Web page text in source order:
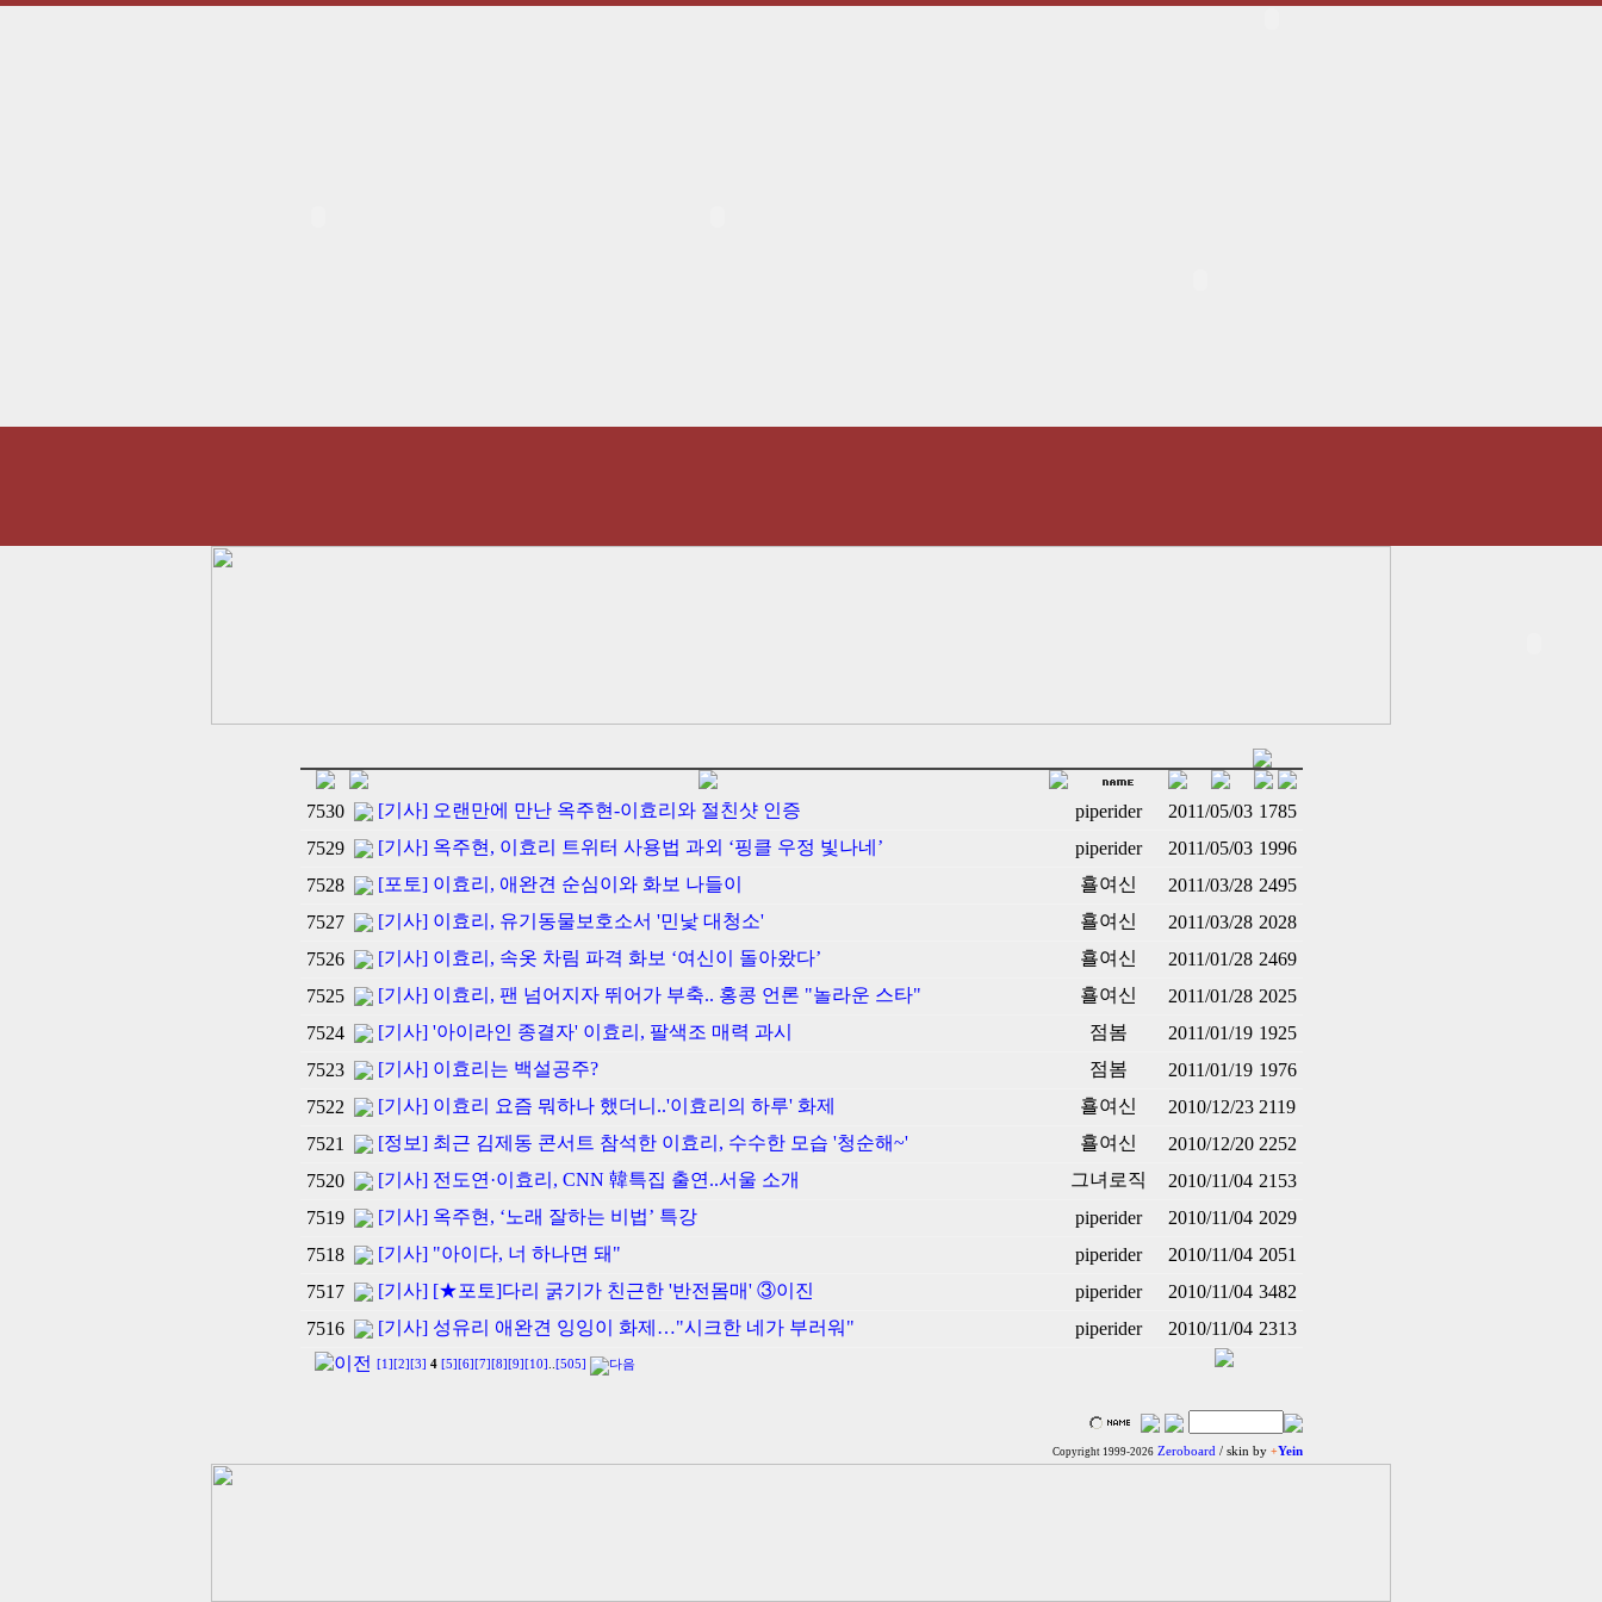
7530 [기사] 오랜만에 만난 옥주현-이효리와 절친샷 인증 piperider 2011/05/03 1785
7529
[기사] 옥주현, 이효리 트위터 사용법 과외 ‘핑클 우정 빛나네’ piperider 2011/05/03 1996
7528
[포토] 이효리, 애완견 순심이와 화보 나들이 횰여신 2011/03/28 2495
7527
[기사] 이효리, 유기동물보호소서 '민낯 대청소' 횰여신 2011/03/28 2028
7526
[기사] 이효리, 속옷 차림 파격 화보 ‘여신이 돌아왔다’ 횰여신 2011/01/28 2469
7525
[기사] 이효리, 팬 넘어지자 뛰어가 부축.. 홍콩 언론 "놀라운 스타" 횰여신 2011/01/28 2025
7524
[기사] '아이라인 종결자' 이효리, 팔색조 매력 과시 점봄 2011/01/19 1925
7523
[기사] 이효리는 백설공주? 점봄 2011/01/19 1976
7522
[기사] 이효리 요즘 뭐하나 했더니..'이효리의 하루' 화제 횰여신 2010/12/23 2119
7521
[정보] 최근 김제동 콘서트 참석한 이효리, 수수한 모습 '청순해~' 횰여신 2010/12/20 2252
7520
[기사] 전도연·이효리, CNN 韓특집 출연..서울 소개 그녀로직 2010/11/04 2153
7519
[기사] 옥주현, ‘노래 잘하는 비법’ 특강 piperider 2010/11/04 2029
7518
[기사] "아이다, 너 하나면 돼" piperider 2010/11/04 2051
7517
[기사] [★포토]다리 굵기가 친근한 '반전몸매' ③이진 piperider 2010/11/04 3482
7516
[기사] 성유리 애완견 잉잉이 화제…"시크한 네가 부러워" piperider 2010/11/04 2313
[1] [2] [3] 4 [5] [6] [7] [8] [9] [10] [505]
Copyright 1999-2026 Zeroboard / skin by +Yein